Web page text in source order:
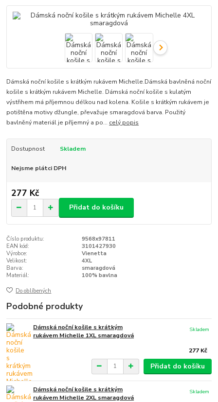
Dámská noční košile s krátkým rukávem Michelle.Dámská bavlněná noční
košile s krátkým rukávem Michelle. Dámská noční košile s kulatým
výstřihem má příjemnou délkou nad kolena. Košile s krátkým rukávem je
potištěna motivy džungle, převažuje smaragdová barva. Použitý
bavlněný materiál je příjemný a po... celý popis
Dostupnost Skladem
Nejsme plátci DPH
277 Kč
Přidat do košíku
Číslo produktu:
9568x97811
EAN kód:
3101427930
Výrobce:
Vienetta
Velikost:
4XL
Barva:
smaragdová
Materiál:
100% bavlna
Do oblíbených
Podobné produkty
Dámská noční košile s krátkým
rukávem Michelle 1XL smaragdová
277 Kč
Skladem
Přidat do košíku
Dámská noční košile s krátkým
rukávem Michelle 2XL smaragdová
Skladem